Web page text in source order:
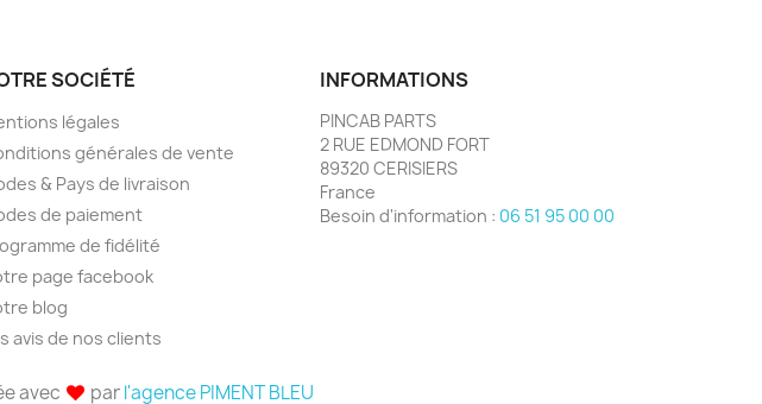
SOCIÉTÉ
légales
générales de vente
& Pays de livraison
de paiement
de fidélité
page facebook
blog
avis de nos clients
INFORMATIONS
PINCAB PARTS
2 RUE EDMOND FORT
89320 CERISIERS
France
Besoin d'information : 06 51 95 00 00
avec parl'agence PIMENT BLEU